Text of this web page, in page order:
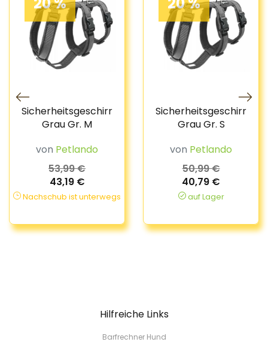
Sicherheitsgeschirr
Grau Gr. M
von Petlando
53,99 €
43,19 €
Nachschub ist unterwegs
Sicherheitsgeschirr
Grau Gr. S
von Petlando
50,99 €
40,79 €
auf Lager
Hilfreiche Links
Barfrechner Hund